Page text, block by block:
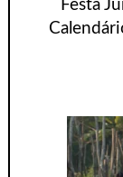
Festa